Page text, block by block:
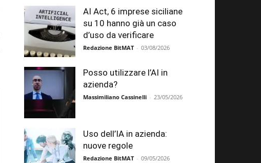
AI Act, 6 imprese siciliane
su 10 hanno già un caso
d’uso da verificare
Redazione BitMAT - 03/08/2026
Posso utilizzare l’AI in
azienda?
Massimiliano Cassinelli - 23/05/2026
Uso dell’IA in azienda:
nuove regole
Redazione BitMAT - 09/05/2026